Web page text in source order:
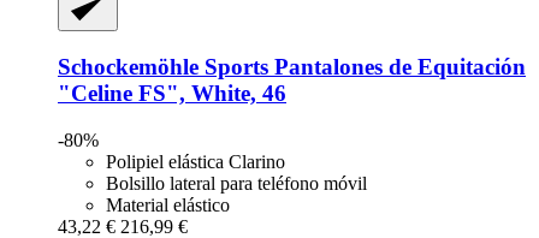
Schockemöhle Sports Pantalones de Equitación
"Celine FS", White, 46
-80%
Polipiel elástica Clarino
Bolsillo lateral para teléfono móvil
Material elástico
43,22 € 216,99 €